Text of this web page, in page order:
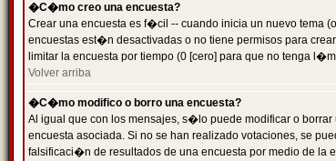
�C�mo creo una encuesta?
Crear una encuesta es f�cil -- cuando inicia un nuevo tema
encuestas est�n desactivadas o no tiene permisos para
limitar la encuesta por tiempo (0 [cero] para que no tenga
Volver arriba
�C�mo modifico o borro una encuesta?
Al igual que con los mensajes, s�lo puede modificar o
encuesta asociada. Si no se han realizado votaciones, se
falsificaci�n de resultados de una encuesta por medio de la